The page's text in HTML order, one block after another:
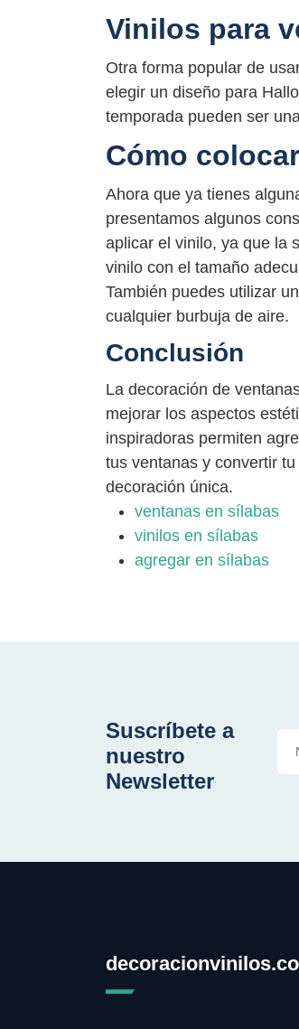
Vinilos para
Otra forma popular de
elegir un diseño para
temporada pueden ser
Cómo
Ahora que ya tienes
presentamos algunos
aplicar el vinilo, ya que la
vinilo con el tamaño
También puedes utilizar
cualquier burbuja de aire.
Conclusión
La decoración de
mejorar los aspectos
inspiradoras permiten
tus ventanas y convertir
decoración única.
ventanas en sílabas
vinilos en sílabas
agregar en sílabas
Suscríbete a
nuestro
Newsletter